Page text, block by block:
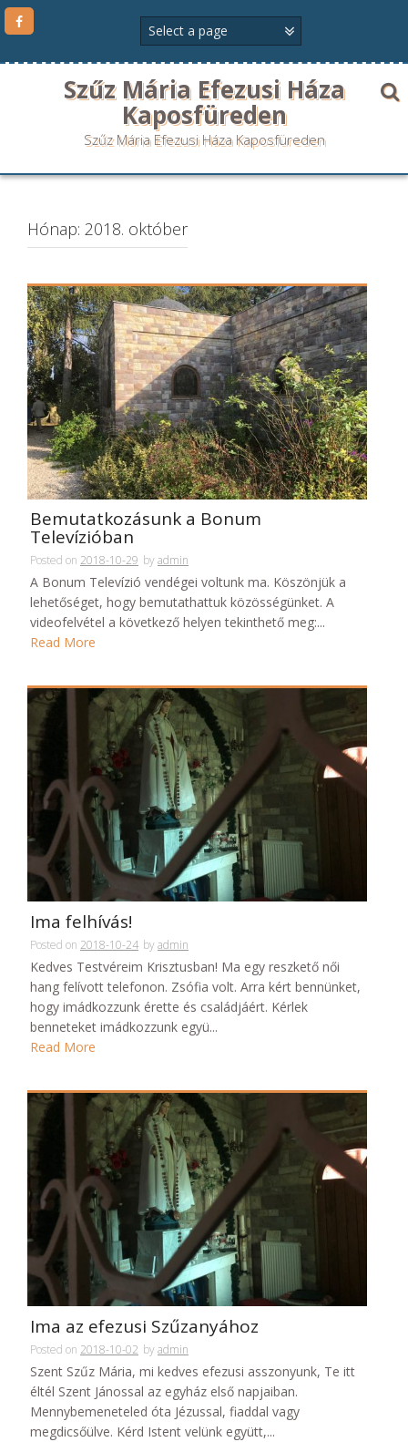
Szűz Mária Efezusi Háza
Kaposfüreden
Szűz Mária Efezusi Háza Kaposfüreden
Hónap: 2018. október
Bemutatkozásunk a Bonum
Televízióban
Posted on 2018-10-29 byadmin
A Bonum Televízió vendégei voltunk ma. Köszönjük a
lehetőséget, hogy bemutathattuk közösségünket. A
videofelvétel a következő helyen tekinthető meg:...
Read More
Ima felhívás!
Posted on 2018-10-24 byadmin
Kedves Testvéreim Krisztusban! Ma egy reszkető női
hang felívott telefonon. Zsófia volt. Arra kért bennünket,
hogy imádkozzunk érette és családjáért. Kérlek
benneteket imádkozzunk együ...
Read More
Ima az efezusi Szűzanyához
Posted on 2018-10-02 byadmin
Szent Szűz Mária, mi kedves efezusi asszonyunk, Te itt
éltél Szent Jánossal az egyház első napjaiban.
Mennybemeneteled óta Jézussal, fiaddal vagy
megdicsőülve. Kérd Istent velünk együtt,...